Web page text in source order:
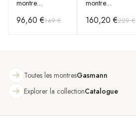
montre
Capri bois ébène
96,60 €149 €
montre
Capri bois ébène
160,20 €229 €
Toutes les montresGasmann
Explorer la collectionCatalogue